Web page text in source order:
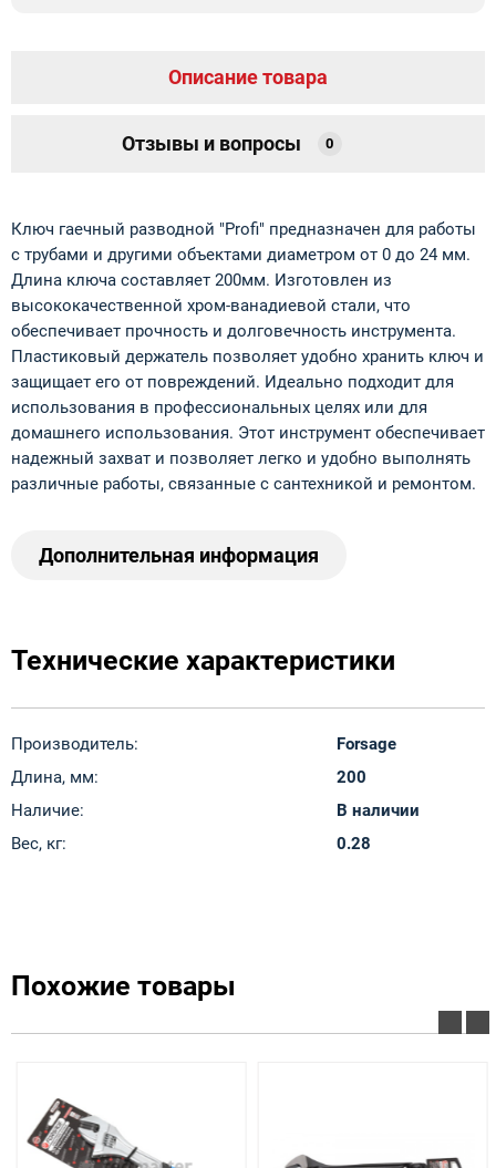
Описание товара
Отзывы и вопросы 0
Ключ гаечный разводной "Profi" предназначен для работы
с трубами и другими объектами диаметром от 0 до 24 мм.
Длина ключа составляет 200мм. Изготовлен из
высококачественной хром-ванадиевой стали, что
обеспечивает прочность и долговечность инструмента.
Пластиковый держатель позволяет удобно хранить ключ и
защищает его от повреждений. Идеально подходит для
использования в профессиональных целях или для
домашнего использования. Этот инструмент обеспечивает
надежный захват и позволяет легко и удобно выполнять
различные работы, связанные с сантехникой и ремонтом.
Дополнительная информация
Технические характеристики
Производитель:
Forsage
Длина, мм:
200
Наличие:
В наличии
Вес, кг:
0.28
Похожие товары